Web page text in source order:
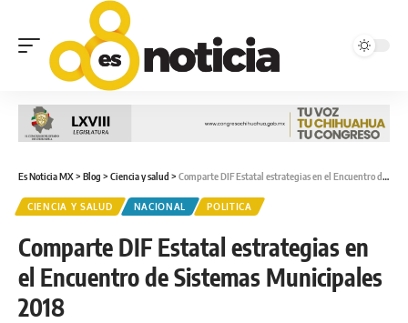
Es Noticia MX> Blog > Ciencia y salud > Comparte DIF Estatal estrategias en el Encuentro de Sistemas Municipales 2018
CIENCIA Y SALUD NACIONAL POLITICA
Comparte DIF Estatal estrategias en
el Encuentro de Sistemas Municipales
2018